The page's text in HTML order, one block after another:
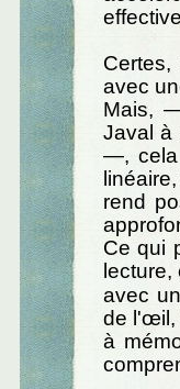
avec
Mais,
Javal à
—, cela
rend
Ce qui
lecture,
avec
de l'œil,
à